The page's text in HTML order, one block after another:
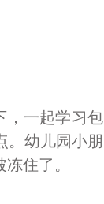
，一起学习包
。幼儿园小朋
住了。